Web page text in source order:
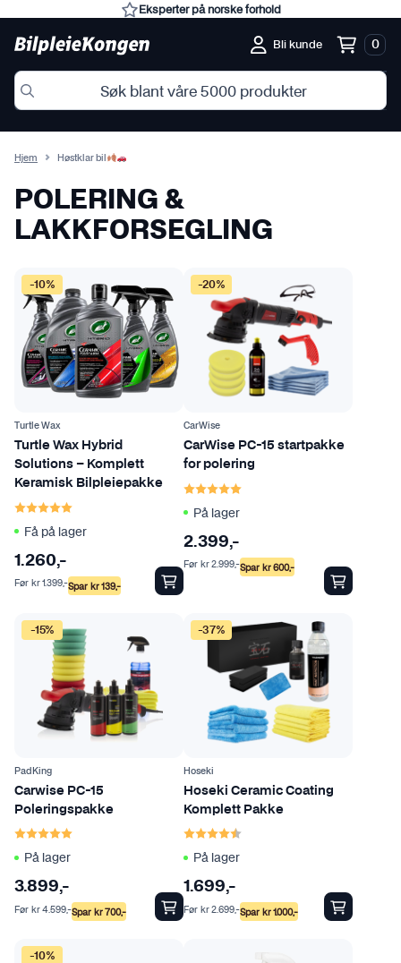
Eksperter på norske forhold
Bli kunde 0
Hjem Høstklar bil
POLERING &
LAKKFORSEGLING
-10%
Turtle Wax
Turtle Wax Hybrid
Solutions – Komplett
Keramisk Bilpleiepakke
Karakter:
Få på lager
1.260,-
Spar kr139,-
Før kr1.399,-
-20%
CarWise
CarWise PC-15 startpakke
for polering
Karakter:
På lager
2.399,-
Spar kr600,-
Før kr2.999,-
-15%
PadKing
Carwise PC-15
Poleringspakke
Karakter:
På lager
3.899,-
Spar kr700,-
Før kr4.599,-
-37%
Hoseki
Hoseki Ceramic Coating
Komplett Pakke
Karakter:
På lager
1.699,-
Spar kr1.000,-
Før kr2.699,-
-10%
D